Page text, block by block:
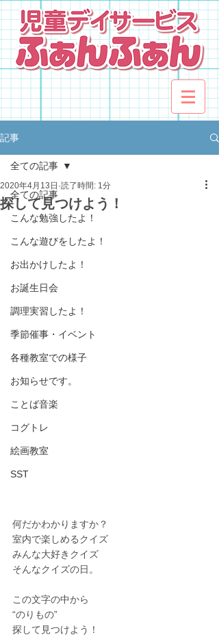
記事
全ての記事
こんな勉強したよ！
こんな遊びをしたよ！
お出かけしたよ！
お誕生日会
調理実習したよ！
季節催事・イベント
各種教室での様子
お知らせです。
ことば音楽
コグトレ
絵画教室
SST
全ての記事
探して見つけよう！
2020年4月13日 読了時間: 1分
何だかわかりますか？
室内で楽しめるクイズ
みんな大好きクイズ
そんなクイズの日。
この文字の中から
“のりもの”
探して見つけよう！